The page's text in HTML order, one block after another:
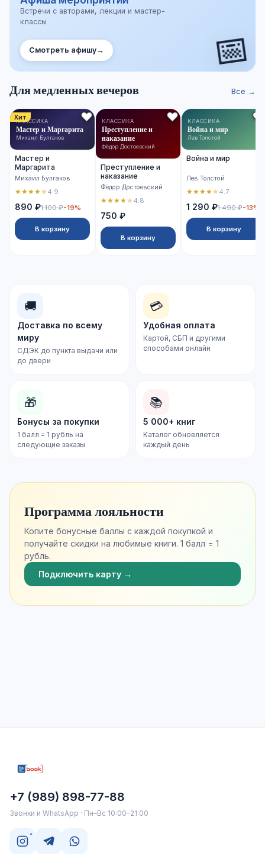
Встречи с авторами, лекции и мастер-
классы
Смотреть афишу→ 📅
Для медленных вечеров Все →
Хит
КЛАССИКА
Мастер и Маргарита
Михаил Булгаков
Мастер и
Маргарита
Михаил Булгаков
★★★★★4.9
890 ₽1 100 ₽-19%
В корзину
КЛАССИКА
Преступление и
наказание
Фёдор Достоевский
Преступление и
наказание
Фёдор Достоевский
★★★★★4.8
750 ₽
В корзину
КЛАССИКА
Война и мир
Лев Толстой
Война и мир
Лев Толстой
★★★★★4.7
1 290 ₽1 490 ₽-13%
В корзину
🚚
Доставка по всему
миру
СДЭК до пункта выдачи или
до двери
💳
Удобная оплата
Картой, СБП и другими
способами онлайн
🎁
Бонусы за покупки
1 балл = 1 рубль на
следующие заказы
📚
5 000+ книг
Каталог обновляется
каждый день
Программа лояльности
Копите бонусные баллы с каждой покупкой и
получайте скидки на любимые книги. 1 балл = 1
рубль.
Подключить карту →
+7 (989) 898-77-88
Звонки и WhatsApp · Пн–Вс 10:00–21:00
*